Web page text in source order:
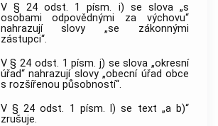
V § 24 odst. 1 písm. i) se slova „s
osobami odpovědnými za výchovu“
nahrazují slovy „se zákonnými
zástupci“.
V § 24 odst. 1 písm. j) se slova „okresní
úřad“ nahrazují slovy „obecní úřad obce
s rozšířenou působností“.
V § 24 odst. 1 písm. l) se text „a b)“
zrušuje.